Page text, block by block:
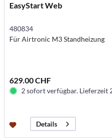
EasyStart Web
480834
Für Airtronic M3 Standheizung
629.00 CHF
2 sofort verfügbar. Lieferzeit
Details